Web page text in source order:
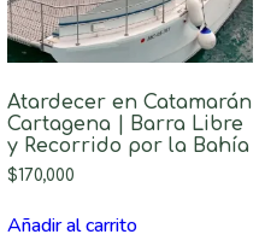
Atardecer en Catamarán
Cartagena | Barra Libre
y Recorrido por la Bahía
$170,000
Añadir al carrito